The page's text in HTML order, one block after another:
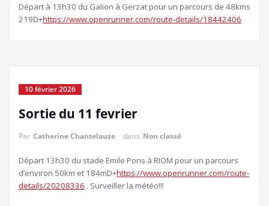
Départ à 13h30 du Galion à Gerzat pour un parcours de 48kms
219D+https://www.openrunner.com/route-details/18442406
10 février 2026
Sortie du 11 fevrier
Par Catherine Chantelauze dans Non classé
Départ 13h30 du stade Emile Pons à RIOM pour un parcours
d’environ 50km et 184mD+https://www.openrunner.com/route-
details/20208336 . Surveiller la météo!!!